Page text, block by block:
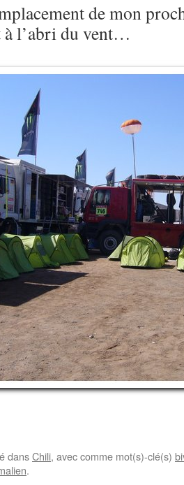
de mon
à l’abri du vent…
dansChili, avec comme mot(s)-clé(s)
.